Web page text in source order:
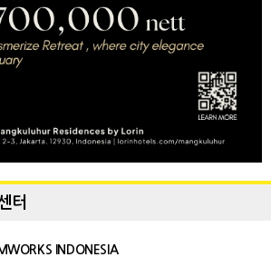
터
INDONESIA